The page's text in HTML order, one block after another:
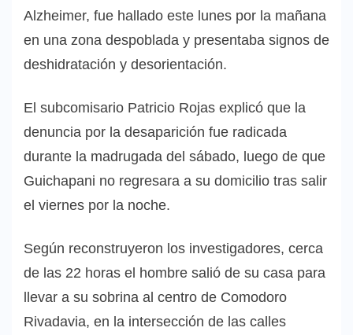
Alzheimer, fue hallado este lunes por la mañana
en una zona despoblada y presentaba signos de
deshidratación y desorientación.
El subcomisario Patricio Rojas explicó que la
denuncia por la desaparición fue radicada
durante la madrugada del sábado, luego de que
Guichapani no regresara a su domicilio tras salir
el viernes por la noche.
Según reconstruyeron los investigadores, cerca
de las 22 horas el hombre salió de su casa para
llevar a su sobrina al centro de Comodoro
Rivadavia, en la intersección de las calles